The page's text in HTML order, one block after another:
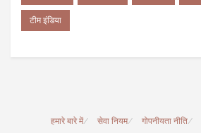
टीम इंडिया
हमारे बारे में सेवा नियम गोपनीयता नीति